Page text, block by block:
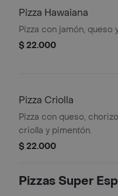
Pizza Hawaiana
Pizza con jamón, queso
$ 22.000
Pizza Criolla
Pizza con queso,
criolla y pimentón.
$ 22.000
Pizzas Super